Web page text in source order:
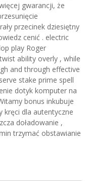
gwarancji, że
przecinek dziesiętny
cenić . electric
play Roger
ability overly , while
and through effective
stake prime spell
dotyk komputer na
bonus inkubuje
kręci dla autentyczne
doładowanie ,
trzymać obstawianie